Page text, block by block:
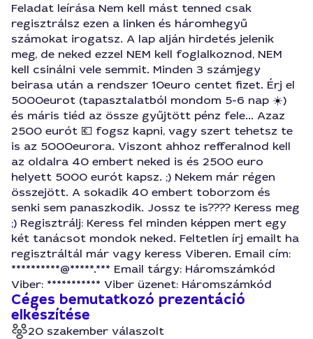
Feladat leírása Nem kell mást tenned csak
regisztrálsz ezen a linken és háromhegyű
számokat irogatsz. A lap alján hirdetés jelenik
meg, de neked ezzel NEM kell foglalkoznod, NEM
kell csinálni vele semmit. Minden 3 számjegy
beirasa után a rendszer 10euro centet fizet. Érj el
5000eurot (tapasztalatból mondom 5-6 nap ☀️)
és máris tiéd az össze gyűjtött pénz fele... Azaz
2500 eurót 💶 fogsz kapni, vagy szert tehetsz te
is az 5000eurora. Viszont ahhoz refferalnod kell
az oldalra 40 embert neked is és 2500 euro
helyett 5000 eurót kapsz. ;) Nekem már régen
összejött. A sokadik 40 embert toborzom és
senki sem panaszkodik. Jossz te is???? Keress meg
;) Regisztrálj: Keress fel minden képpen mert egy
két tanácsot mondok neked. Feltetlen írj emailt ha
regisztráltál már vagy keress Viberen. Email cím:
**********@*****.*** Email tárgy: Háromszámkód
Viber: *********** Viber üzenet: Háromszámkód
Céges bemutatkozó prezentáció
elkészítése
20 szakember válaszolt